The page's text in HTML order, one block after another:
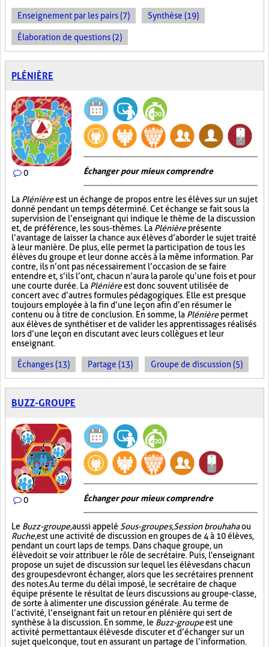
Enseignement par les pairs (7) Synthèse (19)
Élaboration de questions (2)
PLÉNIÈRE
0 Échanger pour mieux comprendre
La Plénièreest un échange de propos entre les élèves sur un sujet
donné pendant un temps déterminé. Cet échange se fait sous la
supervision de l’enseignant qui indique le thème de la discussion
et, de préférence, les sous-thèmes. La Plénièreprésente
l’avantage de laisser la chance aux élèves d’aborder le sujet traité
à leur manière. De plus, elle permet la participation de tous les
élèves du groupe et leur donne accès à la même information. Par
contre, ils n’ont pas nécessairement l’occasion de se faire
entendre et, s’ils l’ont, chacun n’aura la parole qu’une fois et pour
une courte durée. La Plénièreest donc souvent utilisée de
concert avec d’autres formules pédagogiques. Elle est presque
toujours employée à la fin d’une leçon afin d’en résumer le
contenu ou à titre de conclusion. En somme, la Plénièrepermet
aux élèves de synthétiser et de valider les apprentissages réalisés
lors d’une leçon en discutant avec leurs collègues et leur
enseignant.
Échanges (13) Partage (13) Groupe de discussion (5)
BUZZ-GROUPE
0 Échanger pour mieux comprendre
Le Buzz-groupe,aussi appelé Sous-groupes,Session brouhahaou
Ruche,est une activité de discussion en groupes de 4 à 10 élèves,
pendant un court laps de temps. Dans chaque groupe, un
élève doit se voir attribuer le rôle de secrétaire. Puis, l'enseignant
propose un sujet de discussion sur lequel les élèves dans chacun
des groupes devront échanger, alors que les secrétaires prennent
des notes. Au terme du délai imposé, le secrétaire de chaque
équipe présente le résultat de leurs discussions au groupe-classe,
de sorte à alimenter une discussion générale. Au terme de
l’activité, l’enseignant fait un retour en plénière qui sert de
synthèse à la discussion. En somme, le Buzz-groupeest une
activité permettant aux élèves de discuter et d’échanger sur un
sujet quelconque, tout en assurant un partage de l’information.